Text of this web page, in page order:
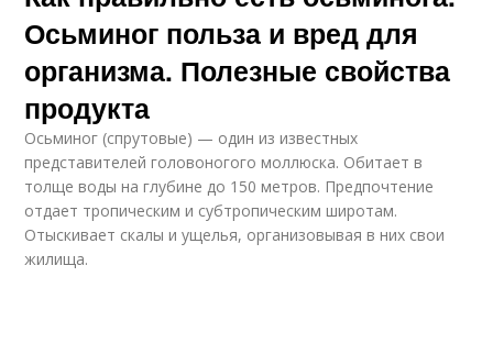
Осьминог польза и вред для
организма. Полезные свойства
продукта
Осьминог (спрутовые) — один из известных
представителей головоногого моллюска. Обитает в
толще воды на глубине до 150 метров. Предпочтение
отдает тропическим и субтропическим широтам.
Отыскивает скалы и ущелья, организовывая в них свои
жилища.